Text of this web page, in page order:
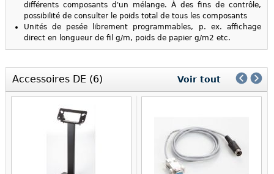
différents composants d'un mélange. À des fins de contrôle,
possibilité de consulter le poids total de tous les composants
Unités de pesée librement programmables, p. ex. affichage
direct en longueur de fil g/m, poids de papier g/m2 etc.
Accessoires DE (6) Voir tout